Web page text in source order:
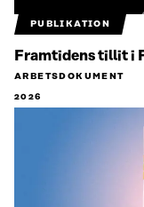
PUBLIKATION
Framtidens tillit i
ARBETSDOKUMENT
2026